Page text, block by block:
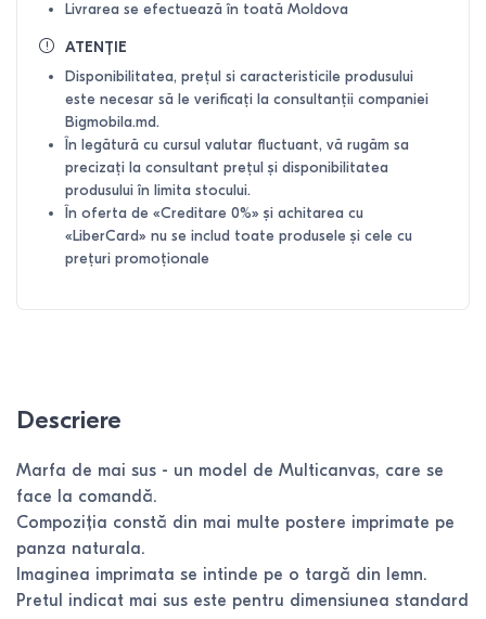
Livrarea se efectuează în toată Moldova
ATENȚIE
Disponibilitatea, prețul si caracteristicile produsului
este necesar să le verificați la consultanții companiei
Bigmobila.md.
În legătură cu cursul valutar fluctuant, vă rugăm sa
precizați la consultant prețul și disponibilitatea
produsului în limita stocului.
În oferta de «Creditare 0%» și achitarea cu
«LiberCard» nu se includ toate produsele și cele cu
prețuri promoționale
Descriere
Marfa de mai sus - un model de Multicanvas, care se
face la comandă.
Compoziția constă din mai multe postere imprimate pe
panza naturala.
Imaginea imprimata se intinde pe o targă din lemn.
Pretul indicat mai sus este pentru dimensiunea standard